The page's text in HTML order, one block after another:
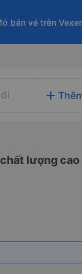
bán vé trên
add
lượng